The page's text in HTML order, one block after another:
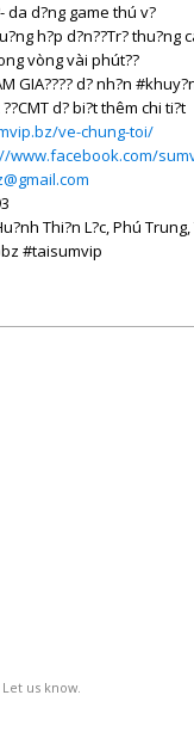
da d?ng game thú v?
h?p d?n??Tr? thu?ng
vòng vài phút??
GIA???? d? nh?n
d? bi?t thêm chi ti?t
ve-chung-toi/
www.facebook.com/
Thi?n L?c, Phú
#taisumvip
us know.